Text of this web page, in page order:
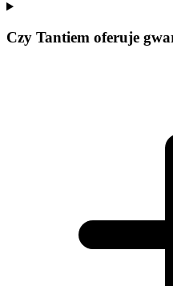
Czy Tantiem oferuje